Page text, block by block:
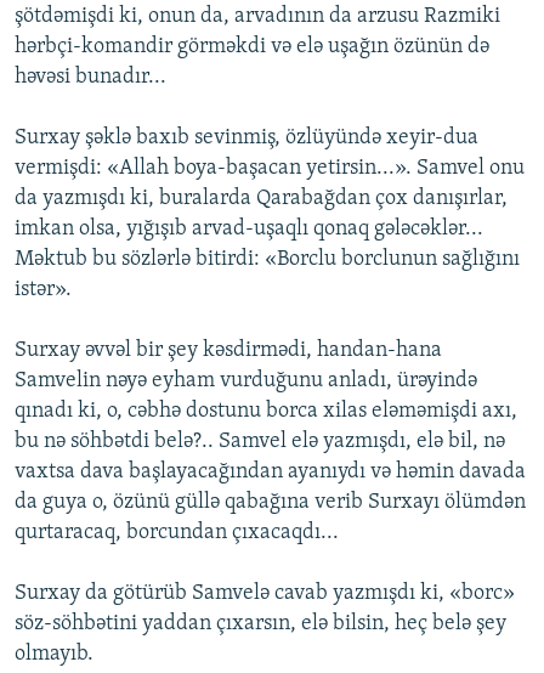
şötdəmişdi ki, onun da, arvadının da arzusu Razmiki
hərbçi-komandir görməkdi və elə uşağın özünün də
həvəsi bunadır...
Surxay şəklə baxıb sevinmiş, özlüyündə xeyir-dua
vermişdi: «Allah boya-başacan yetirsin...». Samvel onu
da yazmışdı ki, buralarda Qarabağdan çox danışırlar,
imkan olsa, yığışıb arvad-uşaqlı qonaq gələcəklər...
Məktub bu sözlərlə bitirdi: «Borclu borclunun sağlığını
istər».
Surxay əvvəl bir şey kəsdirmədi, handan-hana
Samvelin nəyə eyham vurduğunu anladı, ürəyində
qınadı ki, o, cəbhə dostunu borca xilas eləməmişdi axı,
bu nə söhbətdi belə?.. Samvel elə yazmışdı, elə bil, nə
vaxtsa dava başlayacağından ayanıydı və həmin davada
da guya o, özünü güllə qabağına verib Surxayı ölümdən
qurtaracaq, borcundan çıxacaqdı...
Surxay da götürüb Samvelə cavab yazmışdı ki, «borc»
söz-söhbətini yaddan çıxarsın, elə bilsin, heç belə şey
olmayıb.